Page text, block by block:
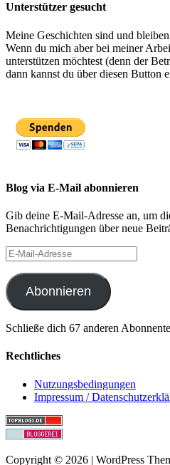
Unterstützer gesucht
Meine Geschichten sind und
Wenn du mich aber bei meiner
unterstützen möchtest (denn der
dann kannst du über diesen Button
Blog via E-Mail abonnieren
Gib deine E-Mail-Adresse an, um
Benachrichtigungen über neue
E-
Mail-
Adresse
Abonnieren
Schließe dich 67 anderen
Rechtliches
Nutzungsbedingungen
Impressum /
Copyright © 2026 | WordPress